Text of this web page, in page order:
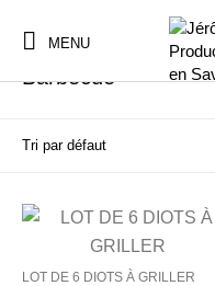
MENU
Accueil / Barbecue Page 2
Barbecue
LOT DE 6 DIOTS À GRILLER